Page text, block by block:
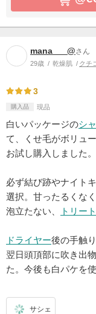
mana___@さん
29歳 乾燥肌 クチ
3
購入品 現品
白いパッケージのシ
て、くせ毛がボリュ
お試し購入しました。
必ず結び跡やナイト
選択。甘ったるくな
泡立たない、
トリー
ドライヤー後の手触
翌日頭頂部に吹き出
た。今後も白パケを
サシェ